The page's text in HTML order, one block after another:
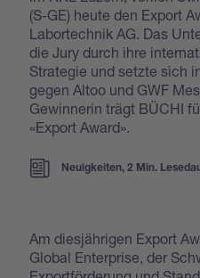
(S-GE) heute den Export
Labortechnik AG. Das
die Jury durch ihre
Strategie und setzte sich
gegen Altoo und GWF
Gewinnerin trägt BÜCHI
«Export Award».
Neuigkeiten, 2 Min.
Am diesjährigen Export
Global Enterprise, der